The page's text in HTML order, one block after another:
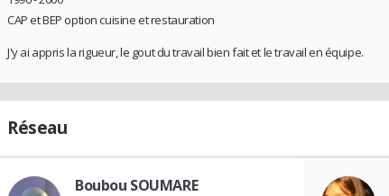
CAP et BEP option cuisine et restauration
J'y ai appris la rigueur, le gout du travail bien fait et le travail en équipe.
Réseau
Boubou SOUMARE